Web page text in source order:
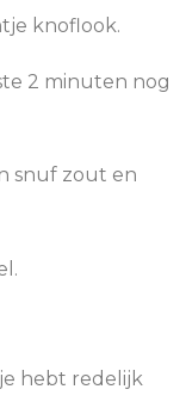
knoflook.
2 minuten nog
snuf zout en
hebt redelijk